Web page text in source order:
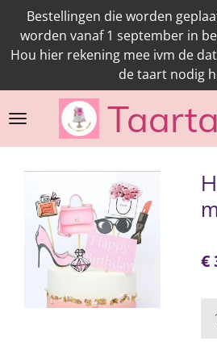
direct
naar
hoofdinhoud
Bestellingen die worden
worden vanaf 1 september in
Hou hier rekening mee ivm de
de taart nodig
€